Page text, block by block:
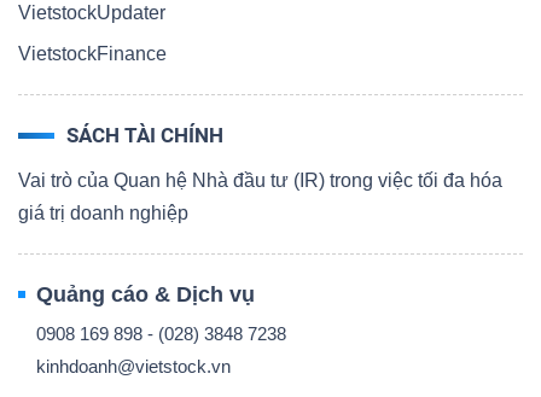
VietstockUpdater
VietstockFinance
SÁCH TÀI CHÍNH
Vai trò của Quan hệ Nhà đầu tư (IR) trong việc tối đa hóa
giá trị doanh nghiệp
Quảng cáo & Dịch vụ
0908 169 898 - (028) 3848 7238
kinhdoanh@vietstock.vn